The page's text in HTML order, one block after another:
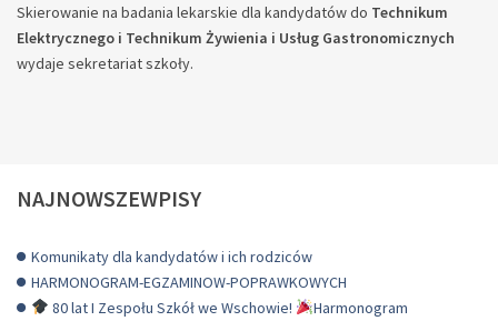
Skierowanie na badania lekarskie dla kandydatów do Technikum
Elektrycznego i Technikum Żywienia i Usług Gastronomicznych
wydaje sekretariat szkoły.
NAJNOWSZEWPISY
Komunikaty dla kandydatów i ich rodziców
HARMONOGRAM-EGZAMINOW-POPRAWKOWYCH
80 lat I Zespołu Szkół we Wschowie!
Harmonogram